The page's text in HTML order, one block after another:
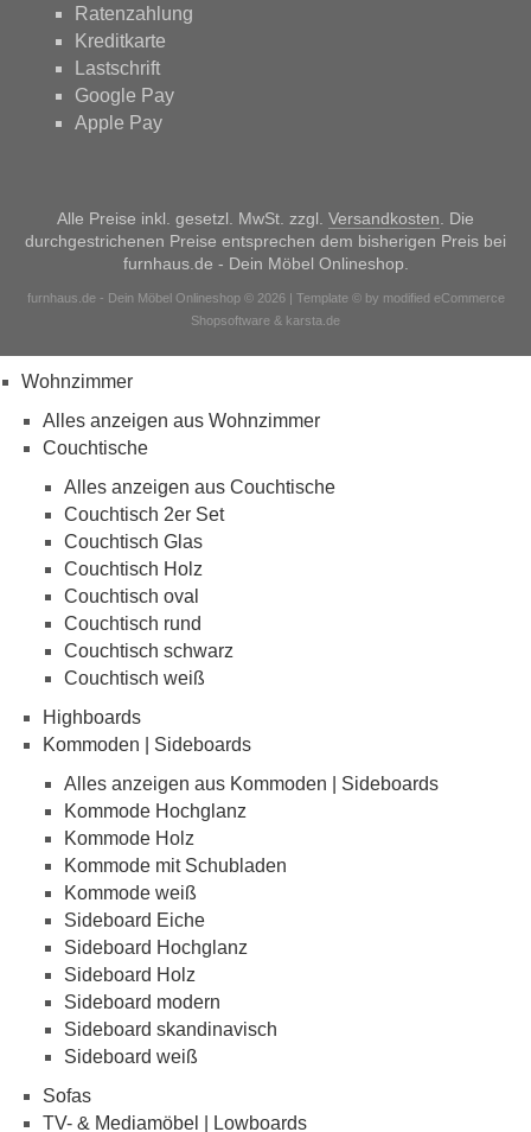
Ratenzahlung
Kreditkarte
Lastschrift
Google Pay
Apple Pay
Alle Preise inkl. gesetzl. MwSt. zzgl. Versandkosten . Die
durchgestrichenen Preise entsprechen dem bisherigen Preis bei
furnhaus.de - Dein Möbel Onlineshop.
furnhaus.de - Dein Möbel Onlineshop © 2026 | Template © by modified eCommerce
Shopsoftware & karsta.de
Wohnzimmer
Alles anzeigen aus Wohnzimmer
Couchtische
Alles anzeigen aus Couchtische
Couchtisch 2er Set
Couchtisch Glas
Couchtisch Holz
Couchtisch oval
Couchtisch rund
Couchtisch schwarz
Couchtisch weiß
Highboards
Kommoden | Sideboards
Alles anzeigen aus Kommoden | Sideboards
Kommode Hochglanz
Kommode Holz
Kommode mit Schubladen
Kommode weiß
Sideboard Eiche
Sideboard Hochglanz
Sideboard Holz
Sideboard modern
Sideboard skandinavisch
Sideboard weiß
Sofas
TV- & Mediamöbel | Lowboards